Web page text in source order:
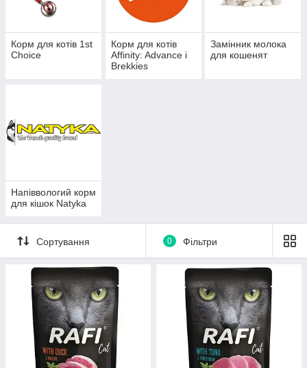
Корм для котів 1st
Choice
Корм для котів
Affinity: Advance і
Brekkies
Замінник молока
для кошенят
Напіввологий корм
для кішок Natyka
Сортування 0 Фільтри